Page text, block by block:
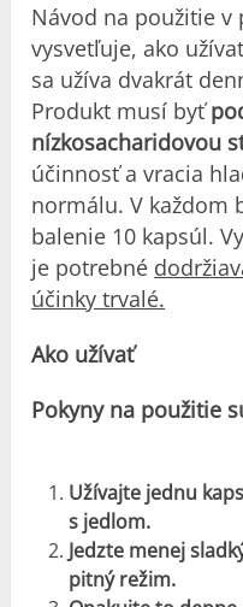
Návod na použitie
vysvetľuje, ako
sa užíva dvakrát
Produkt musí byť
nízkosacharidovou
účinnosť a vracia
normálu. V každom
balenie 10 kapsúl.
je potrebné
účinky trvalé.
Ako užívať
Pokyny na použitie
Užívajte jednu
s jedlom.
Jedzte menej
pitný režim.